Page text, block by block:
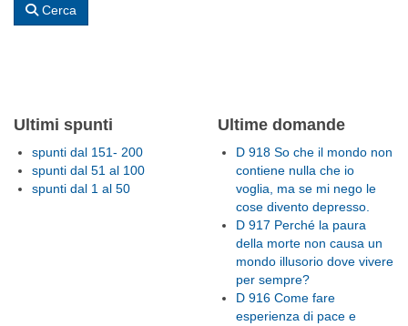
Cerca
Ultimi spunti
spunti dal 151- 200
spunti dal 51 al 100
spunti dal 1 al 50
Ultime domande
D 918 So che il mondo non
contiene nulla che io
voglia, ma se mi nego le
cose divento depresso.
D 917 Perché la paura
della morte non causa un
mondo illusorio dove vivere
per sempre?
D 916 Come fare
esperienza di pace e